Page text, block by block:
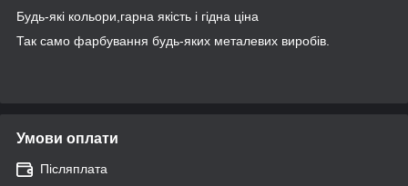
Будь-які кольори,гарна якість і гідна ціна
Так само фарбування будь-яких металевих виробів.
Умови оплати
Післяплата